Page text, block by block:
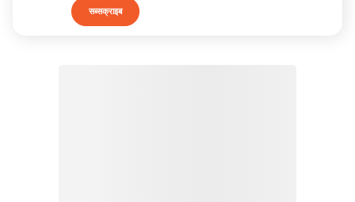
सब्सक्राइब